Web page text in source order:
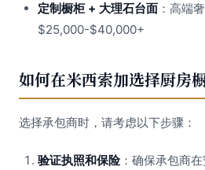
定制橱柜 + 大理石台面 ：高端
$25,000-$40,000+
如何在米西索加选择厨房
选择承包商时，请考虑以下步骤：
验证执照和保险：确保承包商